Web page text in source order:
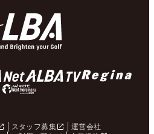
スタッフ募集
運営会社